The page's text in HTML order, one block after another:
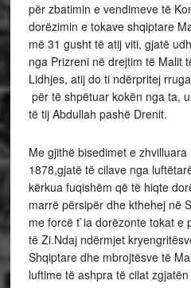
për zbatimin e vendimeve të
dorëzimin e tokave shqiptare
më 31 gusht të atij viti, gjatë
nga Prizreni në drejtim të Malit
Lidhjes, atij do ti ndërpritej
për të shpëtuar kokën nga ta,
të tij Abdullah pashë Drenit.
Me gjithë bisedimet e
1878,gjatë të cilave nga
kërkua fuqishëm që të hiqte
marrë përsipër dhe kthehej në
me forcë t`ia dorëzonte tokat e
të Zi.Ndaj ndërmjet
Shqiptare dhe mbrojtësve të
luftime të ashpra të cilat